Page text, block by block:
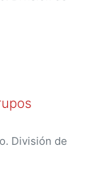
División de